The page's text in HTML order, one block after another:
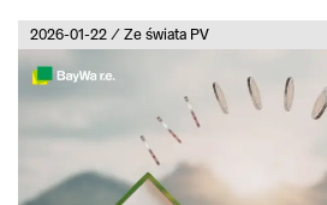
2026-01-22 / Ze świata PV